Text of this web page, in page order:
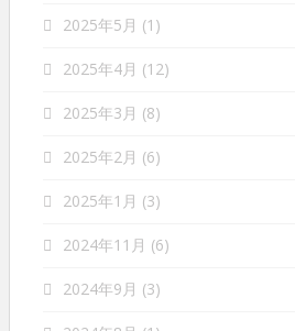
2025年5月 (1)
2025年4月 (12)
2025年3月 (8)
2025年2月 (6)
2025年1月 (3)
2024年11月 (6)
2024年9月 (3)